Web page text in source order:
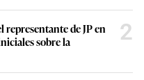
representante de JP en
sobre la
2